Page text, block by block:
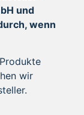
und
wenn
wir